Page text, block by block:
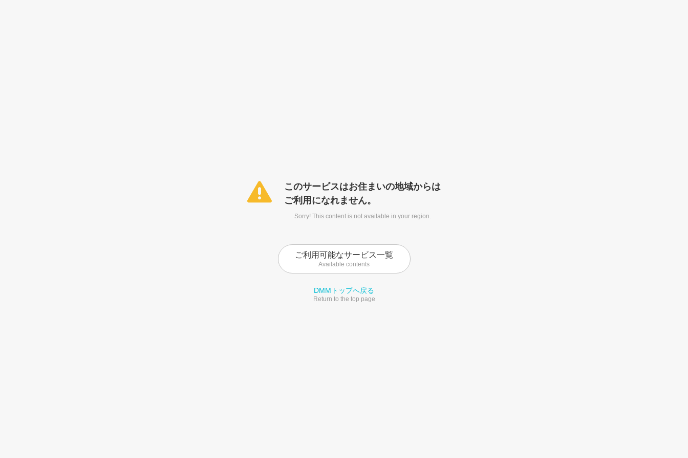
このサービスはお住まいの地域からは
ご利用になれません。
Sorry! This content is not available in your region.
ご利用可能なサービス一覧
Available contents
DMMトップへ戻る
Return to the top page